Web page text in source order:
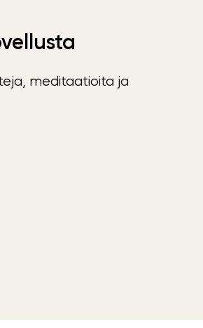
meditaatioita ja